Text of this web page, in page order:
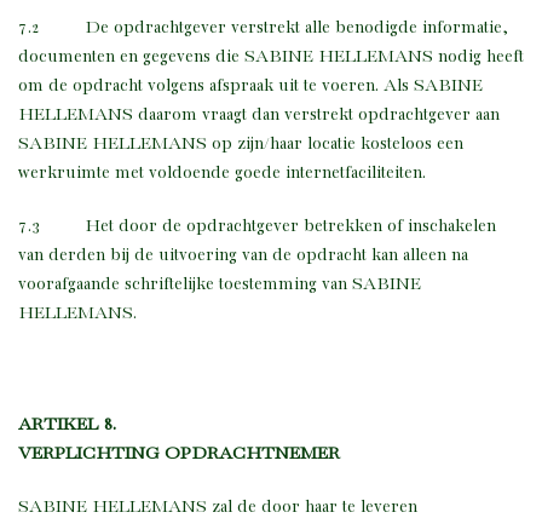
7.2 De opdrachtgever verstrekt alle benodigde informatie,
documenten en gegevens die SABINE HELLEMANS nodig heeft
om de opdracht volgens afspraak uit te voeren. Als SABINE
HELLEMANS daarom vraagt dan verstrekt opdrachtgever aan
SABINE HELLEMANS op zijn/haar locatie kosteloos een
werkruimte met voldoende goede internetfaciliteiten.
7.3 Het door de opdrachtgever betrekken of inschakelen
van derden bij de uitvoering van de opdracht kan alleen na
voorafgaande schriftelijke toestemming van SABINE
HELLEMANS.
ARTIKEL 8.
VERPLICHTING OPDRACHTNEMER
SABINE HELLEMANS zal de door haar te leveren